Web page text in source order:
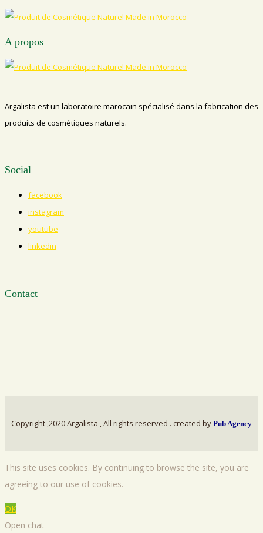
A propos
Argalista est un laboratoire marocain spécialisé dans la fabrication des
produits de cosmétiques naturels.
Social
facebook
instagram
youtube
linkedin
Contact
Copyright ,2020 Argalista , All rights reserved . created by Pub Agency
This site uses cookies. By continuing to browse the site, you are
agreeing to our use of cookies.
OK
Open chat